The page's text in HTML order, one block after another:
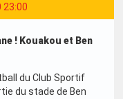
23:00
! Kouakou et Ben
du Club Sportif
du stade de Ben